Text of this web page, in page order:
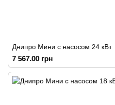
Днипро Мини с насосом 24 кВт
7 567.00 грн